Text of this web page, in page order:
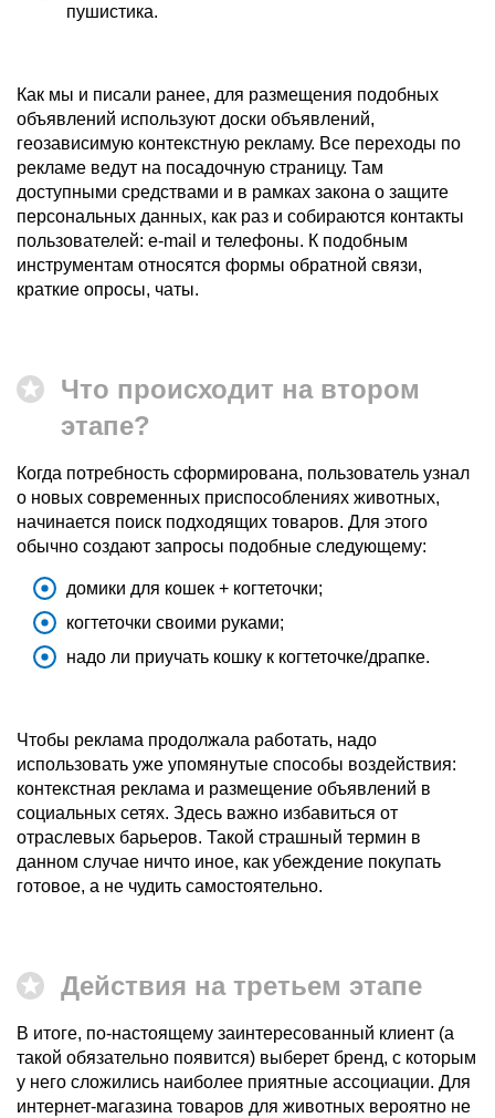
пушистика.
Как мы и писали ранее, для размещения подобных
объявлений используют доски объявлений,
геозависимую контекстную рекламу. Все переходы по
рекламе ведут на посадочную страницу. Там
доступными средствами и в рамках закона о защите
персональных данных, как раз и собираются контакты
пользователей: e-mail и телефоны. К подобным
инструментам относятся формы обратной связи,
краткие опросы, чаты.
Что происходит на втором
этапе?
Когда потребность сформирована, пользователь узнал
о новых современных приспособлениях животных,
начинается поиск подходящих товаров. Для этого
обычно создают запросы подобные следующему:
домики для кошек + когтеточки;
когтеточки своими руками;
надо ли приучать кошку к когтеточке/драпке.
Чтобы реклама продолжала работать, надо
использовать уже упомянутые способы воздействия:
контекстная реклама и размещение объявлений в
социальных сетях. Здесь важно избавиться от
отраслевых барьеров. Такой страшный термин в
данном случае ничто иное, как убеждение покупать
готовое, а не чудить самостоятельно.
Действия на третьем этапе
В итоге, по-настоящему заинтересованный клиент (а
такой обязательно появится) выберет бренд, с которым
у него сложились наиболее приятные ассоциации. Для
интернет-магазина товаров для животных вероятно не